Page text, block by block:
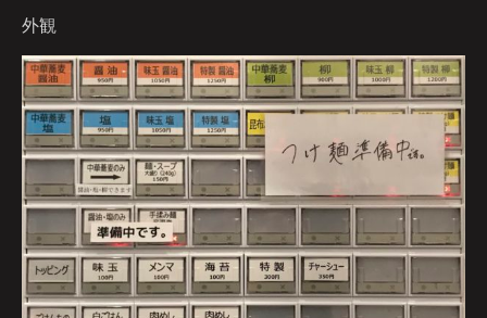
外観